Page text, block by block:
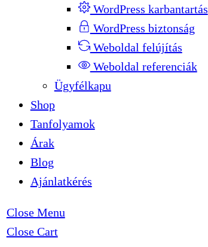
WordPress karbantartás
WordPress biztonság
Weboldal felújítás
Weboldal referenciák
Ügyfélkapu
Shop
Tanfolyamok
Árak
Blog
Ajánlatkérés
Close Menu
Close Cart